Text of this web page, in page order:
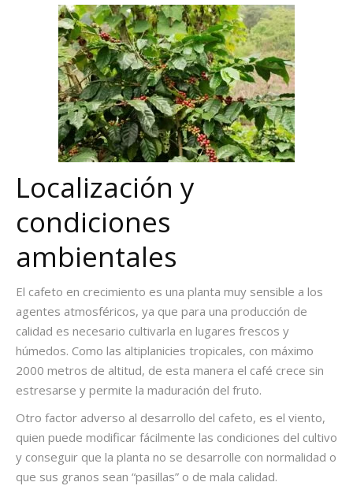
Localización y
condiciones
ambientales
El cafeto en crecimiento es una planta muy sensible a los
agentes atmosféricos, ya que para una producción de
calidad es necesario cultivarla en lugares frescos y
húmedos. Como las altiplanicies tropicales, con máximo
2000 metros de altitud, de esta manera el café crece sin
estresarse y permite la maduración del fruto.
Otro factor adverso al desarrollo del cafeto, es el viento,
quien puede modificar fácilmente las condiciones del cultivo
y conseguir que la planta no se desarrolle con normalidad o
que sus granos sean “pasillas” o de mala calidad.